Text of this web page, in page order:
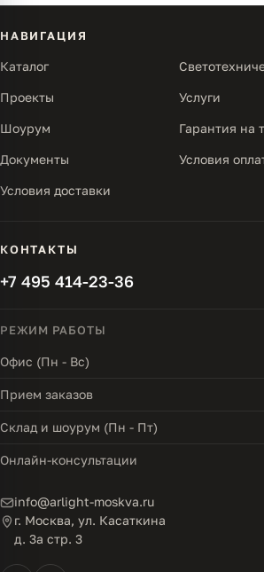
НАВИГАЦИЯ
Каталог
Проекты Услуги
Шоурум Гарантия на
Документы Условия
Условия доставки
КОНТАКТЫ
+7 495 414-23-36
РЕЖИМ РАБОТЫ
Офис (Пн - Вс)
Прием заказов
Склад и шоурум (Пн - Пт)
Онлайн-консультации
info@arlight-moskva.ru
г. Москва, ул. Касаткина
д. 3а стр. 3